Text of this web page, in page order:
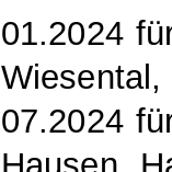
01.2024
07.2024